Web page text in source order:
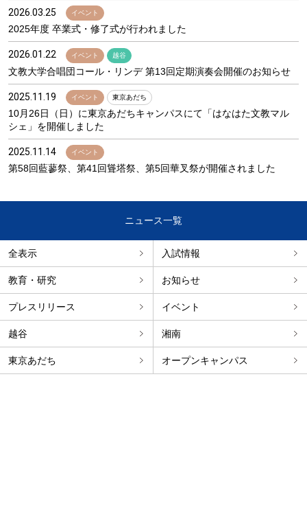
2026.03.25 イベント
2025年度 卒業式・修了式が行われました
2026.01.22 イベント 越谷
文教大学合唱団コール・リンデ 第13回定期演奏会開催のお知らせ
2025.11.19 イベント 東京あだち
10月26日（日）に東京あだちキャンパスにて「はなはた文教マル
シェ」を開催しました
2025.11.14 イベント
第58回藍蓼祭、第41回聳塔祭、第5回華叉祭が開催されました
ニュース一覧
全表示 入試情報
教育・研究 お知らせ
プレスリリース イベント
越谷 湘南
東京あだち オープンキャンパス